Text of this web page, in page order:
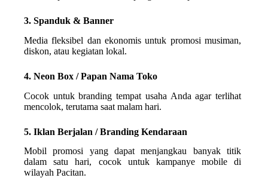
3. Spanduk & Banner
Media fleksibel dan ekonomis untuk promosi musiman,
diskon, atau kegiatan lokal.
4. Neon Box / Papan Nama Toko
Cocok untuk branding tempat usaha Anda agar terlihat
mencolok, terutama saat malam hari.
5. Iklan Berjalan / Branding Kendaraan
Mobil promosi yang dapat menjangkau banyak titik
dalam satu hari, cocok untuk kampanye mobile di
wilayah Pacitan.